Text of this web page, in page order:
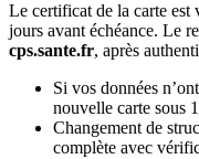
Le certificat de la carte est
jours avant échéance. Le
cps.sante.fr, après
Si vos données
nouvelle carte sous
Changement de
complète avec